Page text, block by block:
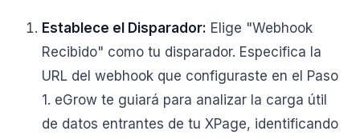
Establece el Disparador: Elige "Webhook
Recibido" como tu disparador. Especifica la
URL del webhook que configuraste en el Paso
1. eGrow te guiará para analizar la carga útil
de datos entrantes de tu XPage, identificando